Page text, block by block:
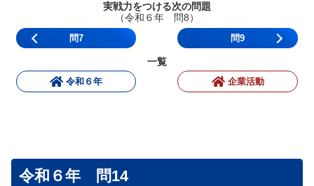
実戦力をつける次の問題
（令和６年 問8）
問7 問9
一覧
令和６年 企業活動
令和６年 問14